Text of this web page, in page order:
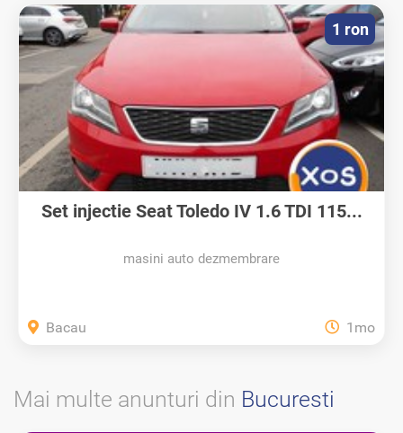
Set injectie Seat Toledo IV 1.6 TDI 115...
masini auto dezmembrare
1 ron
Bacau 1mo
Mai multe anunturi din Bucuresti